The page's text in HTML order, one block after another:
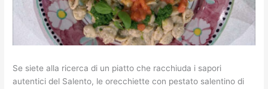
Se siete alla ricerca di un piatto che racchiuda i sapori
autentici del Salento, le orecchiette con pestato salentino di